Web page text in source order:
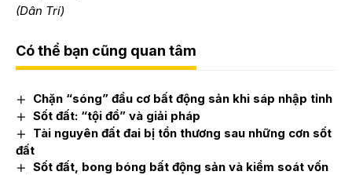
(Dân Trí)
Có thể bạn cũng quan tâm
Chặn “sóng” đầu cơ bất động sản khi sáp nhập tỉnh
Sốt đất: “tội đồ” và giải pháp
Tài nguyên đất đai bị tổn thương sau những cơn sốt
đất
Sốt đất, bong bóng bất động sản và kiểm soát vốn